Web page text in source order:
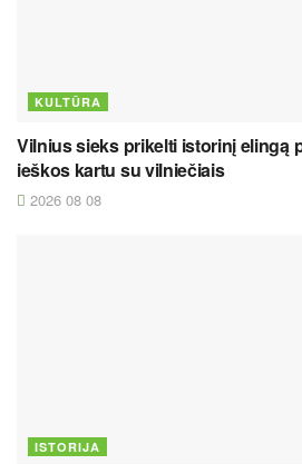
KULTŪRA
Vilnius sieks prikelti istorinį elingą
ieškos kartu su vilniečiais
2026 08 08
ISTORIJA